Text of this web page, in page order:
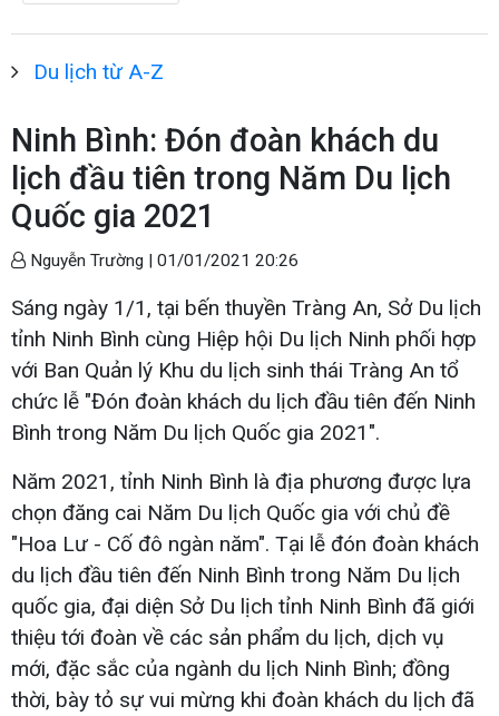
Du lịch từ A-Z
Ninh Bình: Đón đoàn khách du
lịch đầu tiên trong Năm Du lịch
Quốc gia 2021
Nguyễn Trường | 01/01/2021 20:26
Sáng ngày 1/1, tại bến thuyền Tràng An, Sở Du lịch
tỉnh Ninh Bình cùng Hiệp hội Du lịch Ninh phối hợp
với Ban Quản lý Khu du lịch sinh thái Tràng An tổ
chức lễ "Đón đoàn khách du lịch đầu tiên đến Ninh
Bình trong Năm Du lịch Quốc gia 2021".
Năm 2021, tỉnh Ninh Bình là địa phương được lựa
chọn đăng cai Năm Du lịch Quốc gia với chủ đề
"Hoa Lư - Cố đô ngàn năm". Tại lễ đón đoàn khách
du lịch đầu tiên đến Ninh Bình trong Năm Du lịch
quốc gia, đại diện Sở Du lịch tỉnh Ninh Bình đã giới
thiệu tới đoàn về các sản phẩm du lịch, dịch vụ
mới, đặc sắc của ngành du lịch Ninh Bình; đồng
thời, bày tỏ sự vui mừng khi đoàn khách du lịch đã